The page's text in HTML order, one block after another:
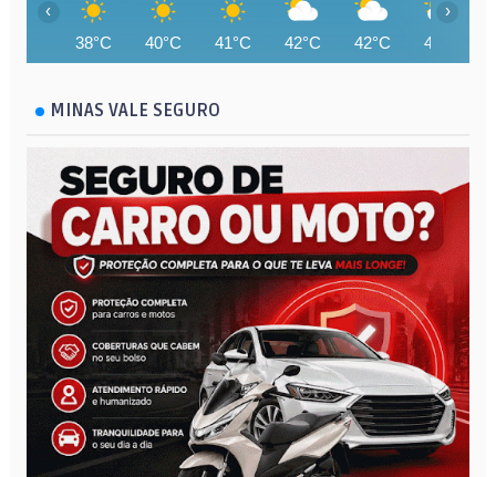
38°C 40°C 41°C 42°C 42°C 42°C
‹ ›
MINAS VALE SEGURO